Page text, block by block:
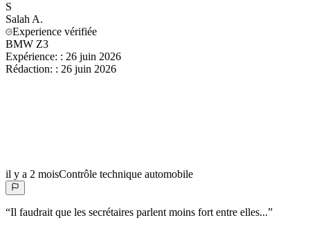
S
Salah A.
Experience vérifiée
BMW Z3
Expérience: : 26 juin 2026
Rédaction: : 26 juin 2026
il y a 2 moisContrôle technique automobile
“Il faudrait que les secrétaires parlent moins fort entre elles...”